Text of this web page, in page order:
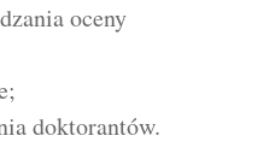
oceny
doktorantów.